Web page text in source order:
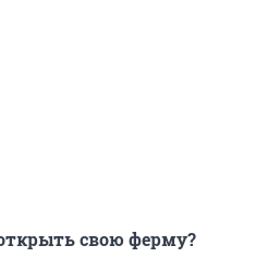
свою ферму?